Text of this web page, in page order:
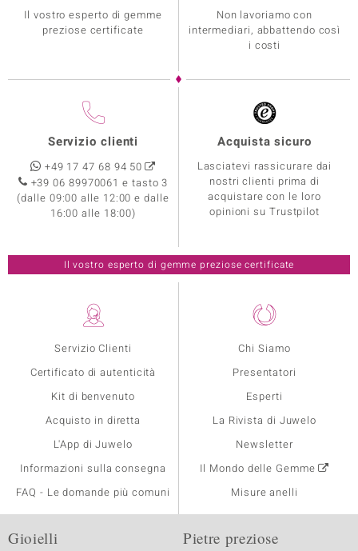
Servizio Clienti
Certificato di autenticità
Kit di benvenuto
Acquisto in diretta
L'App di Juwelo
Informazioni sulla consegna
FAQ - Le domande più comuni
Chi Siamo
Presentatori
Esperti
La Rivista di Juwelo
Newsletter
Il Mondo delle Gemme
Misure anelli
Il vostro esperto di gemme
preziose certificate
Non lavoriamo con
intermediari, abbattendo così
i costi
Servizio clienti
+49 17 47 68 94 50
+39 06 89970061 e tasto 3
(dalle 09:00 alle 12:00 e dalle
16:00 alle 18:00)
Acquista sicuro
Lasciatevi rassicurare dai
nostri clienti prima di
acquistare con le loro
opinioni su Trustpilot
Il vostro esperto di gemme preziose certificate
Gioielli Pietre preziose